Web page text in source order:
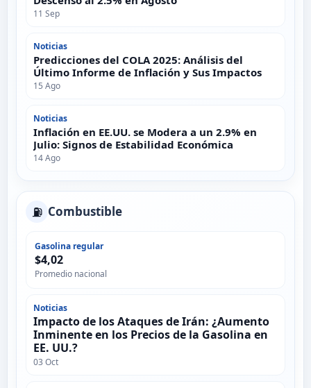
11 Sep
Noticias
Predicciones del COLA 2025: Análisis del
Último Informe de Inflación y Sus Impactos
15 Ago
Noticias
Inflación en EE.UU. se Modera a un 2.9% en
Julio: Signos de Estabilidad Económica
14 Ago
⛽ Combustible
Gasolina regular
$4,02
Promedio nacional
Noticias
Impacto de los Ataques de Irán: ¿Aumento
Inminente en los Precios de la Gasolina en
EE. UU.?
03 Oct